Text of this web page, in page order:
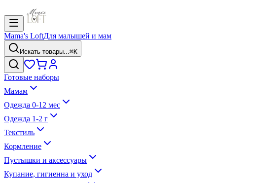
Mama's LoftДля малышей и мам
Искать товары...⌘K
Готовые наборы
Мамам
Одежда 0-12 мес
Одежда 1-2 г
Текстиль
Кормление
Пустышки и аксессуары
Купание, гигиенна и уход